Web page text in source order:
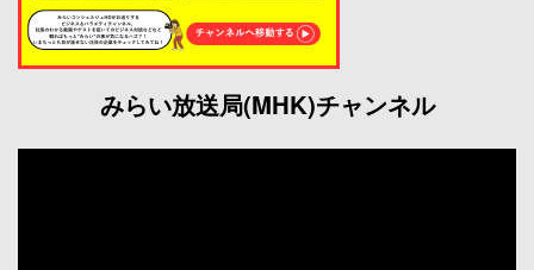
みらい放送局(MHK)チャンネル